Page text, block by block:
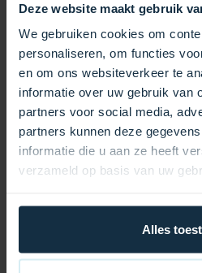
Deze website maakt gebruik
We gebruiken cookies om
personaliseren, om functies
en om ons websiteverkeer te
informatie over uw gebruik van
partners voor social media,
partners kunnen deze
informatie die u aan ze heeft
verzameld op basis van uw
Alles
Materialien und der
es über die gesamte
werden. Mit dem Interline
Kit sorgen Sie für sauberes,
Poolwasser. Interline ist
Poolzubehör und -geräte, die
und bedienen lassen. Dieses
perfekt für Aufstell- und
benutzerfreundlichen Designs
Kit eine zuverlässige Lösung
Wasserzirkulation, Beheizung
Badespaß. So genießen Sie